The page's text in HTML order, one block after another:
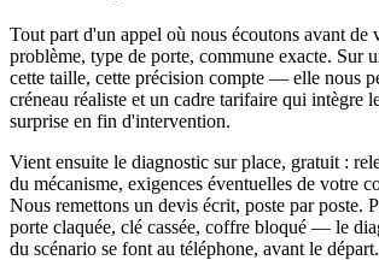
Tout part d'un appel où nous écoutons avant de
problème, type de porte, commune exacte. Sur
cette taille, cette précision compte — elle nous
créneau réaliste et un cadre tarifaire qui intègre
surprise en fin d'intervention.
Vient ensuite le diagnostic sur place, gratuit :
du mécanisme, exigences éventuelles de votre
Nous remettons un devis écrit, poste par poste.
porte claquée, clé cassée, coffre bloqué — le
du scénario se font au téléphone, avant le départ.